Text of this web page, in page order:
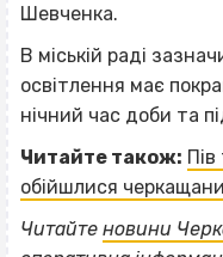
Шевченка.
В міській раді
освітлення має
нічний час доби та
Читайте також:
обійшлися
Читайте новини